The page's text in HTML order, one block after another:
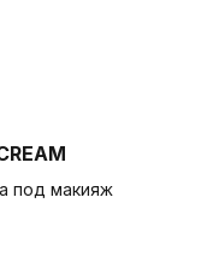
под макияж